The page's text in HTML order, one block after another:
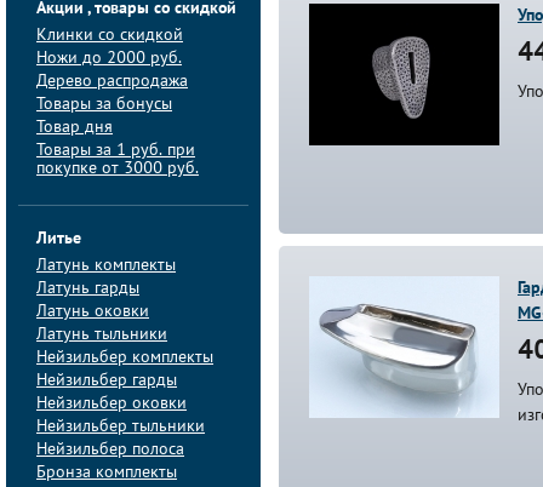
Акции , товары со скидкой
Клинки со скидкой
Ножи до 2000 руб.
Дерево распродажа
Товары за бонусы
Товар дня
Товары за 1 руб. при
покупке от 3000 руб.
Литье
Латунь комплекты
Латунь гарды
Латунь оковки
Латунь тыльники
Нейзильбер комплекты
Нейзильбер гарды
Нейзильбер оковки
Нейзильбер тыльники
Нейзильбер полоса
Бронза комплекты